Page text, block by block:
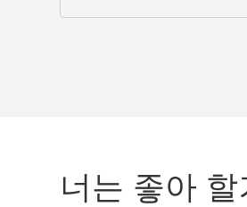
너는 좋아 할